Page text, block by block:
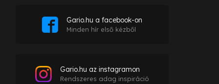
Gario.hu a facebook-on
Minden hír első kézből
Gario.hu az instagramon
Rendszeres adag inspiráció